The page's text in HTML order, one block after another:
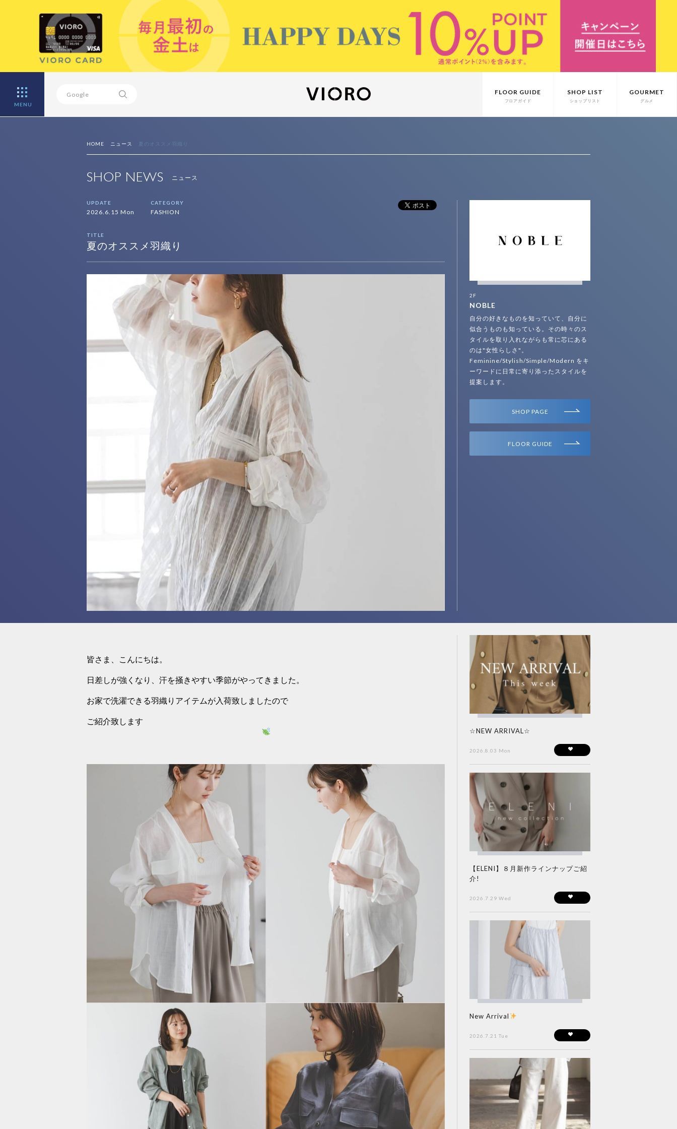
MENU
FLOOR GUIDE
フロアガイド
SHOP LIST
ショップリスト
GOURMET
グルメ
HOME ニュース 夏のオススメ羽織り
SHOP NEWS ニュース
UPDATE
2026.6.15 Mon
CATEGORY
FASHION
TITLE
夏のオススメ羽織り
2F
NOBLE
自分の好きなものを知っていて、自分に
似合うものも知っている。その時々のス
タイルを取り入れながらも常に芯にある
のは"女性らしさ"。
Feminine/Stylish/Simple/Modern をキ
ーワードに日常に寄り添ったスタイルを
提案します。
SHOP PAGE
FLOOR GUIDE
皆さま、こんにちは。
日差しが強くなり、汗を掻きやすい季節がやってきました。
お家で洗濯できる羽織りアイテムが入荷致しましたので
ご紹介致します
☆NEW ARRIVAL☆
2026.8.03 Mon
【ELENI】８月新作ラインナップご紹
介!
2026.7.29 Wed
New Arrival
2026.7.21 Tue